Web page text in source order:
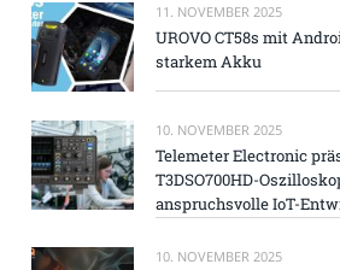
11. NOVEMBER 2025
UROVO CT58s mit
starkem Akku
10. NOVEMBER 2025
Telemeter Electronic
T3DSO700HD-
anspruchsvolle IoT-
10. NOVEMBER 2025